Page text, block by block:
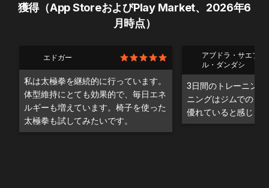
獲得（App StoreおよびPlay Market、2026年6
月時点）
エドガー
私は太極拳を継続的に行っています。
体型維持にとても効果的で、毎日エネ
ルギーも増えています。椅子を使った
太極拳も試してみたいです。
アブドラ・サエブ・
ル・ダンダシ
3日間のトレーニン
ニングはジムでのト
優れていると感じま